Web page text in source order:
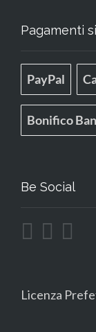
Pagamenti
PayPal
Bonifico
Be Social
Licenza